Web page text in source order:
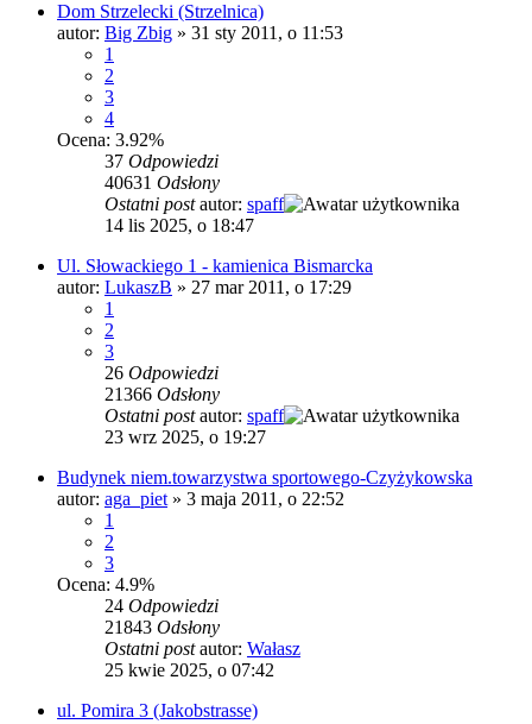
Dom Strzelecki (Strzelnica)
autor: Big Zbig » 31 sty 2011, o 11:53
1
2
3
4
Ocena: 3.92%
37 Odpowiedzi
40631 Odsłony
Ostatni postautor: spaff
14 lis 2025, o 18:47
Ul. Słowackiego 1 - kamienica Bismarcka
autor: LukaszB » 27 mar 2011, o 17:29
1
2
3
26 Odpowiedzi
21366 Odsłony
Ostatni postautor: spaff
23 wrz 2025, o 19:27
Budynek niem.towarzystwa sportowego-Czyżykowska
autor: aga_piet » 3 maja 2011, o 22:52
1
2
3
Ocena: 4.9%
24 Odpowiedzi
21843 Odsłony
Ostatni postautor: Wałasz
25 kwie 2025, o 07:42
ul. Pomira 3 (Jakobstrasse)